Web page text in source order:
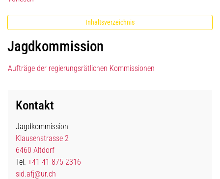
Inhaltsverzeichnis
Jagdkommission
Aufträge der regierungsrätlichen Kommissionen
Kontakt
Jagdkommission
Klausenstrasse 2
6460 Altdorf
Tel. +41 41 875 2316
sid.afj@ur.ch